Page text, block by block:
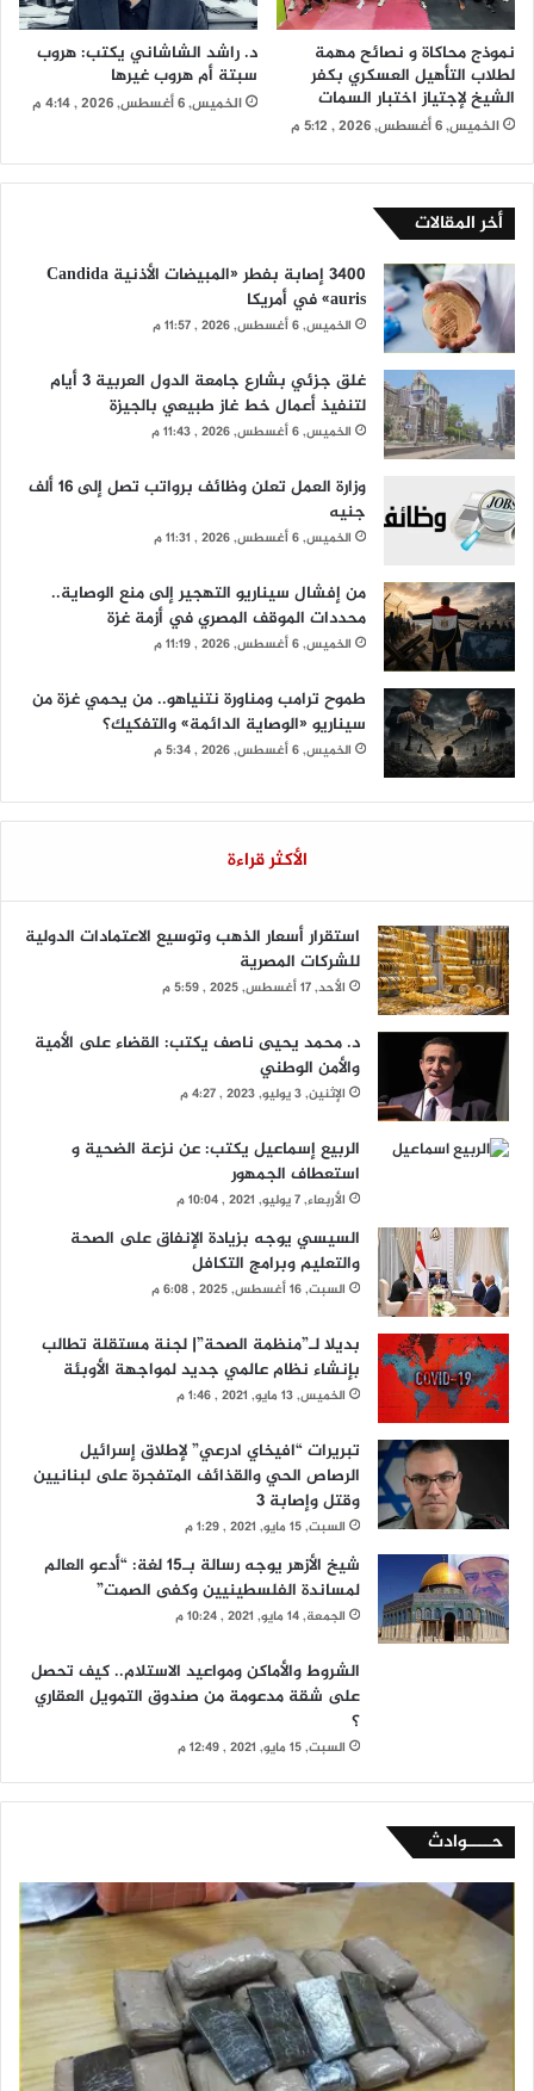
نموذج محاكاة و نصائح مهمة
لطلاب التأهيل العسكري بكفر
الشيخ لإجتياز اختبار السمات
الخميس, 6 أغسطس, 2026 , 5:12 م
د. راشد الشاشاني يكتب: هروب
سبتة أم هروب غيرها
الخميس, 6 أغسطس, 2026 , 4:14 م
أخر المقالات
3400 إصابة بفطر «المبيضات الأذنية Candida
auris» في أمريكا
الخميس, 6 أغسطس, 2026 , 11:57 م
غلق جزئي بشارع جامعة الدول العربية 3 أيام
لتنفيذ أعمال خط غاز طبيعي بالجيزة
الخميس, 6 أغسطس, 2026 , 11:43 م
وزارة العمل تعلن وظائف برواتب تصل إلى 16 ألف
جنيه
الخميس, 6 أغسطس, 2026 , 11:31 م
من إفشال سيناريو التهجير إلى منع الوصاية..
محددات الموقف المصري في أزمة غزة
الخميس, 6 أغسطس, 2026 , 11:19 م
طموح ترامب ومناورة نتنياهو.. من يحمي غزة من
سيناريو «الوصاية الدائمة» والتفكيك؟
الخميس, 6 أغسطس, 2026 , 5:34 م
الأكثر قراءة
استقرار أسعار الذهب وتوسيع الاعتمادات الدولية
للشركات المصرية
الأحد, 17 أغسطس, 2025 , 5:59 م
د. محمد يحيى ناصف يكتب: القضاء على الأمية
والأمن الوطني
الإثنين, 3 يوليو, 2023 , 4:27 م
الربيع إسماعيل يكتب: عن نزعة الضحية و
استعطاف الجمهور
الأربعاء, 7 يوليو, 2021 , 10:04 م
السيسي يوجه بزيادة الإنفاق على الصحة
والتعليم وبرامج التكافل
السبت, 16 أغسطس, 2025 , 6:08 م
بديلا لـ”منظمة الصحة”| لجنة مستقلة تطالب
بإنشاء نظام عالمي جديد لمواجهة الأوبئة
الخميس, 13 مايو, 2021 , 1:46 م
تبريرات “افيخاي ادرعي” لإطلاق إسرائيل
الرصاص الحي والقذائف المتفجرة على لبنانيين
وقتل وإصابة 3
السبت, 15 مايو, 2021 , 1:29 م
شيخ الأزهر يوجه رسالة بـ15 لغة: “أدعو العالم
لمساندة الفلسطينيين وكفى الصمت”
الجمعة, 14 مايو, 2021 , 10:24 م
الشروط والأماكن ومواعيد الاستلام.. كيف تحصل
على شقة مدعومة من صندوق التمويل العقاري
؟
السبت, 15 مايو, 2021 , 12:49 م
حــــوادث